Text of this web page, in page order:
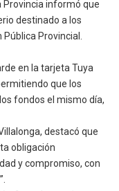
Provincia informó que
destinado a los
Provincial.
en la tarjeta Tuya
que los
fondos el mismo día,
destacó que
obligación
y compromiso, con